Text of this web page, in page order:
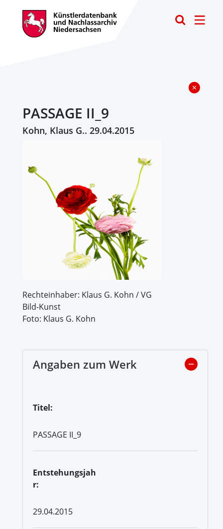
PASSAGE II_9
Kohn, Klaus G.. 29.04.2015
Rechteinhaber: Klaus G. Kohn / VG
Bild-Kunst
Foto: Klaus G. Kohn
Angaben zum Werk
Titel:
PASSAGE II_9
Entstehungsjah
r:
29.04.2015